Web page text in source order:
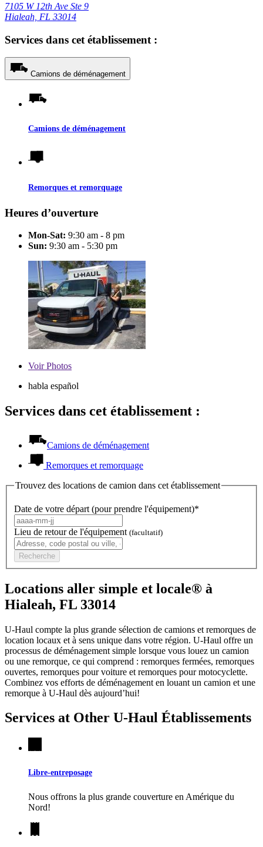
7105 W 12th Ave Ste 9
Hialeah, FL 33014
Services dans cet établissement :
Camions de déménagement
Camions de déménagement
Remorques et remorquage
Heures d’ouverture
Mon-Sat: 9:30 am - 8 pm
Sun: 9:30 am - 5:30 pm
VoirPhotos
habla español
Services dans cet établissement :
Camions de déménagement
Remorques et remorquage
Trouvez des locations de camion dans cet établissement
Date de votre départ (pour prendre l'équipement)*
Lieu de retour de l'équipement (facultatif)
Recherche
Locations aller simple et locale® à
Hialeah, FL 33014
U-Haul compte la plus grande sélection de camions et remorques de
location locaux et à sens unique dans votre région. U-Haul offre un
processus de déménagement simple lorsque vous louez un camion
ou une remorque, ce qui comprend : remorques fermées, remorques
ouvertes, remorques pour voiture et remorques pour motocyclette.
Combinez vos efforts de déménagement en louant un camion et une
remorque à U-Haul dès aujourd’hui!
Services at Other U-Haul Établissements
Libre-entreposage
Nous offrons la plus grande couverture en Amérique du
Nord!